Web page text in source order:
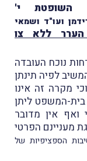
השופטת י'
ועו"ד ושמאי
ללא צו
נוכח העובדה
לפיה תינתן
מקרה זה אינו
המשפט ליתן
ואף אין מדובר
מעניינם הפרטי
הספציפיות של